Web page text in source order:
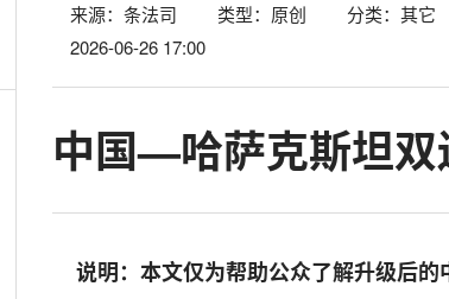
来源：条法司 类型：原创
分类：其它
2026-06-26 17:00
中国—哈萨克斯坦双
说明：本文仅为帮助公众了解升级后的